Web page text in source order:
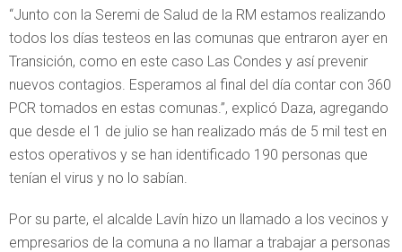
“Junto con la Seremi de Salud de la RM estamos realizando
todos los días testeos en las comunas que entraron ayer en
Transición, como en este caso Las Condes y así prevenir
nuevos contagios. Esperamos al final del día contar con 360
PCR tomados en estas comunas.”, explicó Daza, agregando
que desde el 1 de julio se han realizado más de 5 mil test en
estos operativos y se han identificado 190 personas que
tenían el virus y no lo sabían.
Por su parte, el alcalde Lavín hizo un llamado a los vecinos y
empresarios de la comuna a no llamar a trabajar a personas